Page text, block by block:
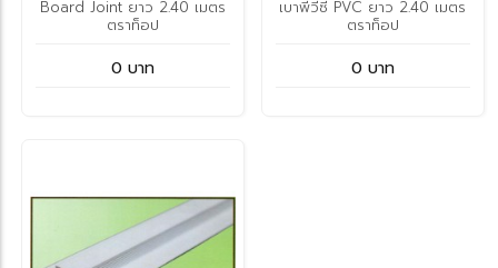
Board Joint ยาว 2.40 เมตร
ตราท็อป
0 บาท
เบาพีวีซี PVC ยาว 2.40 เมตร
ตราท็อป
0 บาท